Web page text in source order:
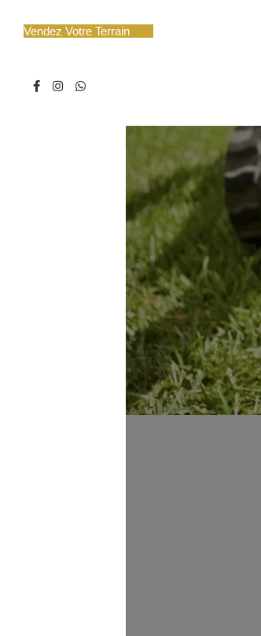
Vendez Votre Terrain Etude de sol